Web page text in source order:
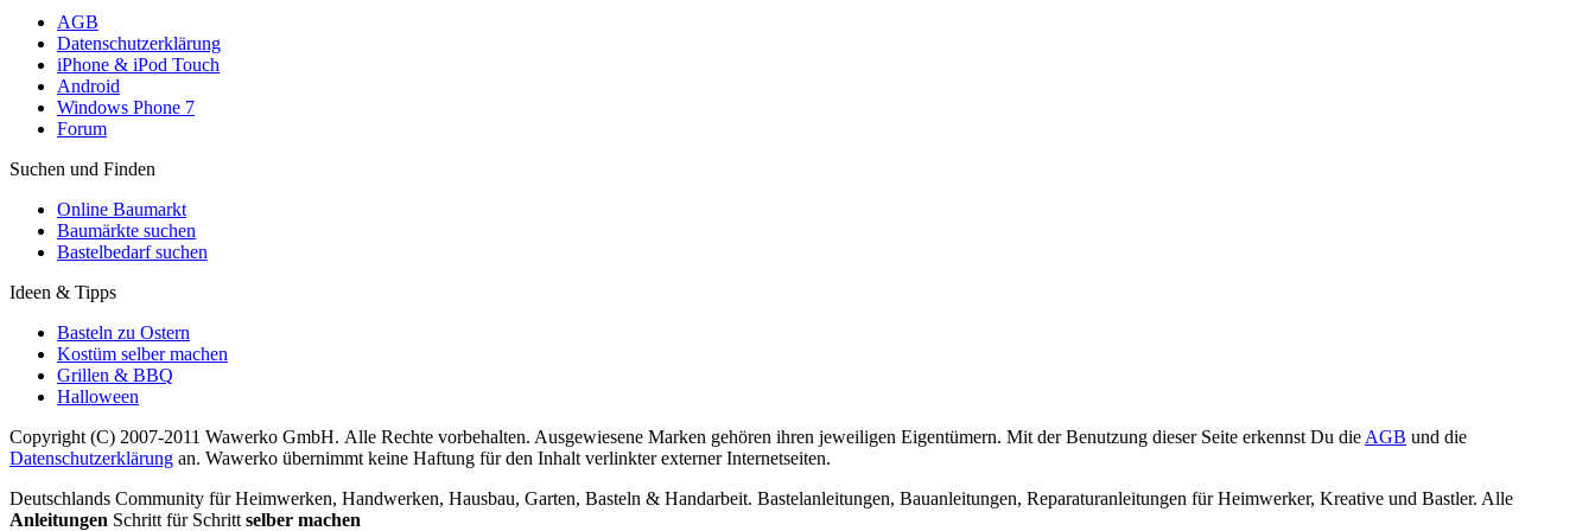
AGB
Datenschutzerklärung
iPhone & iPod Touch
Android
Windows Phone 7
Forum
Suchen und Finden
Online Baumarkt
Baumärkte suchen
Bastelbedarf suchen
Ideen & Tipps
Basteln zu Ostern
Kostüm selber machen
Grillen & BBQ
Halloween
Copyright (C) 2007-2011 Wawerko GmbH. Alle Rechte vorbehalten. Ausgewiesene Marken gehören ihren jeweiligen Eigentümern. Mit der Benutzung dieser Seite erkennst Du die AGB und die
Datenschutzerklärung an. Wawerko übernimmt keine Haftung für den Inhalt verlinkter externer Internetseiten.
Deutschlands Community für Heimwerken, Handwerken, Hausbau, Garten, Basteln & Handarbeit. Bastelanleitungen, Bauanleitungen, Reparaturanleitungen für Heimwerker, Kreative und Bastler. Alle
Anleitungen Schritt für Schritt selber machen